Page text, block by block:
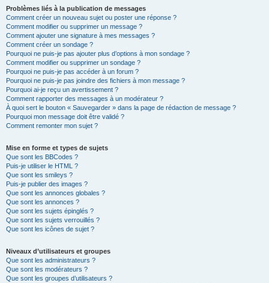
Problèmes liés à la publication de messages
Comment créer un nouveau sujet ou poster une réponse ?
Comment modifier ou supprimer un message ?
Comment ajouter une signature à mes messages ?
Comment créer un sondage ?
Pourquoi ne puis-je pas ajouter plus d’options à mon sondage ?
Comment modifier ou supprimer un sondage ?
Pourquoi ne puis-je pas accéder à un forum ?
Pourquoi ne puis-je pas joindre des fichiers à mon message ?
Pourquoi ai-je reçu un avertissement ?
Comment rapporter des messages à un modérateur ?
À quoi sert le bouton « Sauvegarder » dans la page de rédaction de message ?
Pourquoi mon message doit être validé ?
Comment remonter mon sujet ?
Mise en forme et types de sujets
Que sont les BBCodes ?
Puis-je utiliser le HTML ?
Que sont les smileys ?
Puis-je publier des images ?
Que sont les annonces globales ?
Que sont les annonces ?
Que sont les sujets épinglés ?
Que sont les sujets verrouillés ?
Que sont les icônes de sujet ?
Niveaux d’utilisateurs et groupes
Que sont les administrateurs ?
Que sont les modérateurs ?
Que sont les groupes d’utilisateurs ?